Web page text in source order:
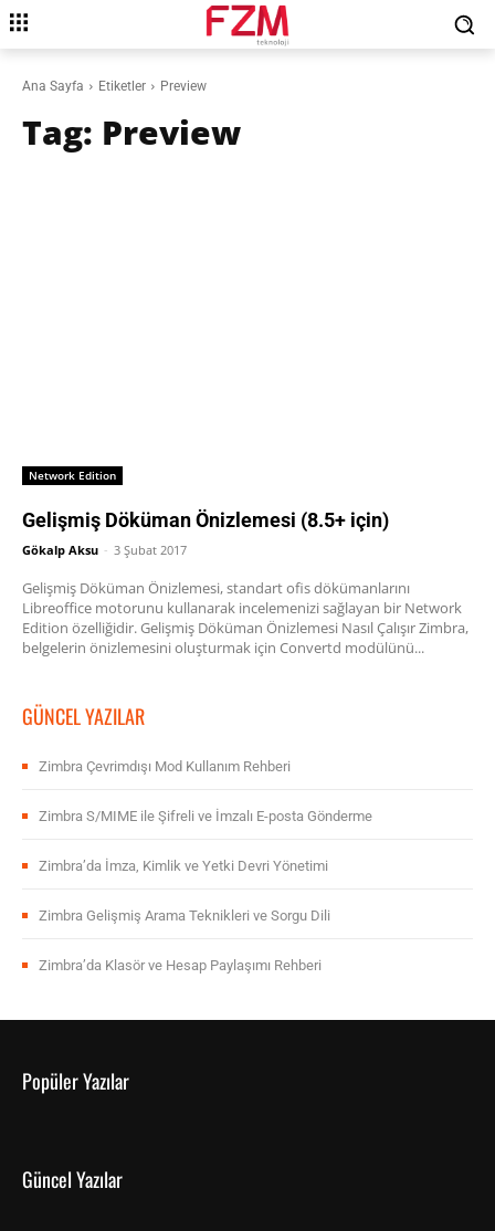
Ana Sayfa Etiketler Preview
Tag: Preview
Network Edition
Gelişmiş Döküman Önizlemesi (8.5+ için)
Gökalp Aksu - 3 Şubat 2017
Gelişmiş Döküman Önizlemesi, standart ofis dökümanlarını
Libreoffice motorunu kullanarak incelemenizi sağlayan bir Network
Edition özelliğidir. Gelişmiş Döküman Önizlemesi Nasıl Çalışır Zimbra,
belgelerin önizlemesini oluşturmak için Convertd modülünü...
GÜNCEL YAZILAR
Zimbra Çevrimdışı Mod Kullanım Rehberi
Zimbra S/MIME ile Şifreli ve İmzalı E-posta Gönderme
Zimbra’da İmza, Kimlik ve Yetki Devri Yönetimi
Zimbra Gelişmiş Arama Teknikleri ve Sorgu Dili
Zimbra’da Klasör ve Hesap Paylaşımı Rehberi
Popüler Yazılar
Güncel Yazılar